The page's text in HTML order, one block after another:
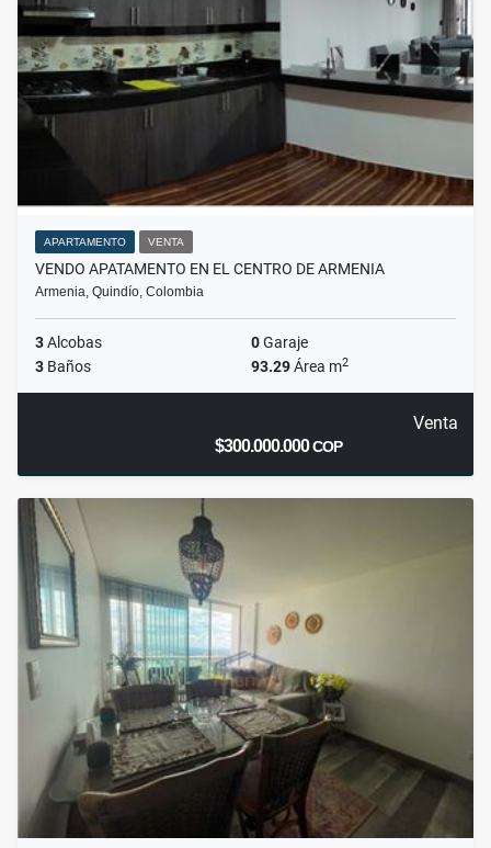
APARTAMENTO VENTA
VENDO APATAMENTO EN EL CENTRO DE ARMENIA
Armenia, Quindío, Colombia
3Alcobas 0Garaje
3 Baños 93.29Área m2
Venta
$300.000.000COP